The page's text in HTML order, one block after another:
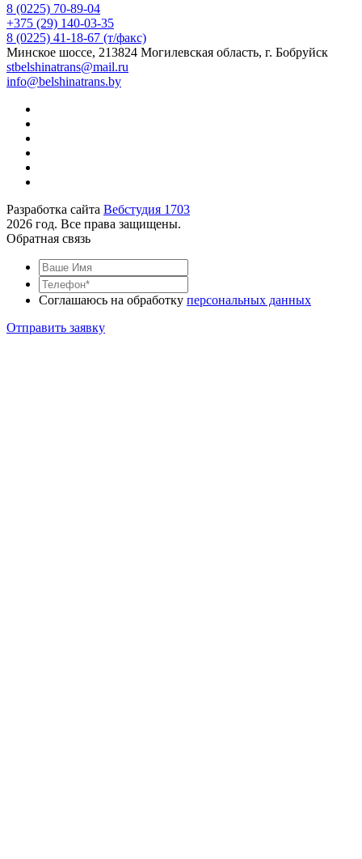
8 (0225) 70-89-04
+375 (29) 140-03-35
8 (0225) 41-18-67 (т/факс)
Минское шоссе, 213824 Могилевская область, г. Бобруйск
stbelshinatrans@mail.ru
info@belshinatrans.by
Разработка сайта Вебстудия 1703
2026 год. Все права защищены.
Обратная связь
Соглашаюсь на обработку персональных данных
Отправить заявку